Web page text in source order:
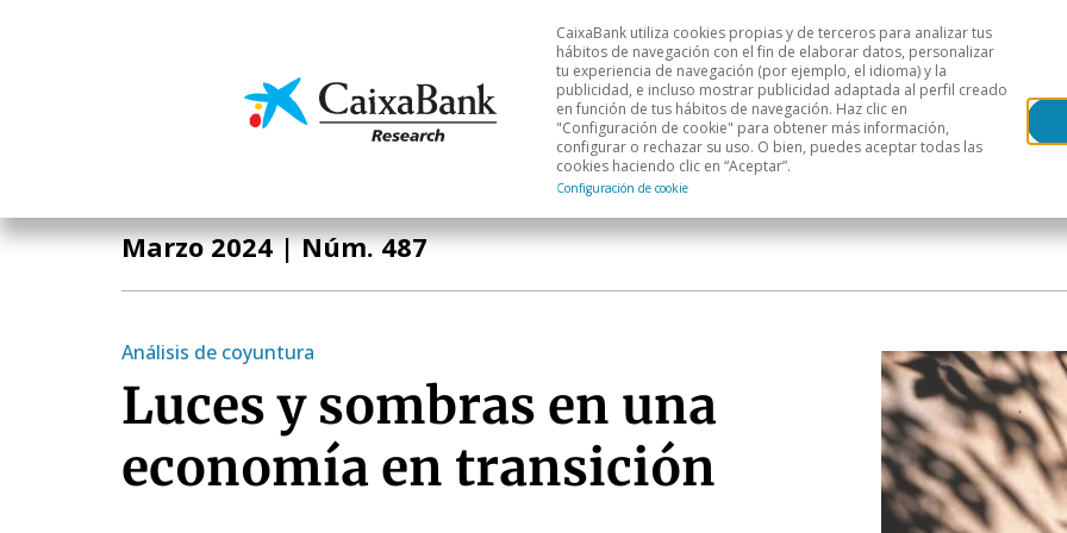
Economía y mercados Análisis sectorial Áreas geográficas
CaixaBank utiliza cookies propias y de terceros para analizar tus
hábitos de navegación con el fin de elaborar datos, personalizar
tu experiencia de navegación (por ejemplo, el idioma) y la
publicidad, e incluso mostrar publicidad adaptada al perfil creado
en función de tus hábitos de navegación. Haz clic en
"Configuración de cookie" para obtener más información,
configurar o rechazar su uso. O bien, puedes aceptar todas las
cookies haciendo clic en “Aceptar”.
Configuración de cookie
Marzo 2024| Núm. 487
Análisis de coyuntura
Luces y sombras en una
economía en transición